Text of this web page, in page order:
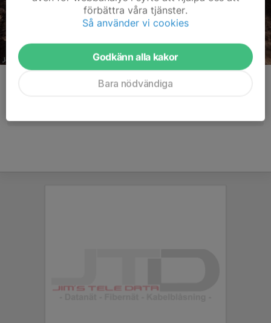
förbättra våra tjänster.
Så använder vi cookies
Godkänn alla kakor
Bara nödvändiga